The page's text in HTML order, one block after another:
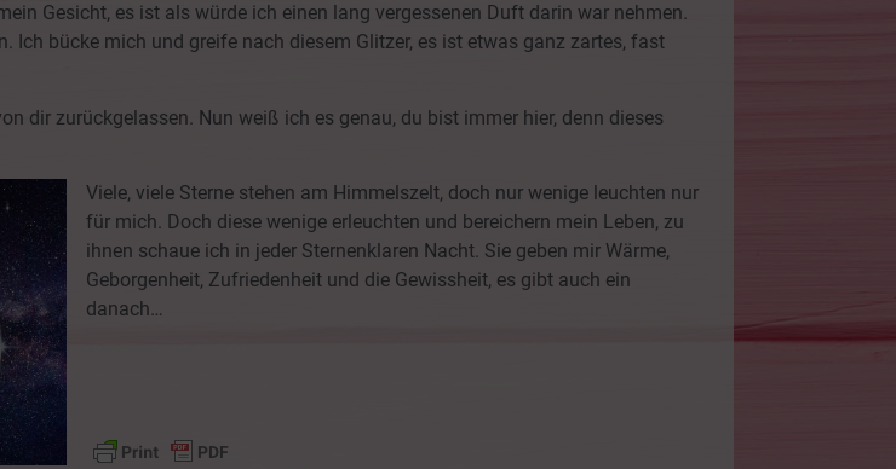
Gesicht, es ist als würde ich einen lang vergessenen Duft darin war nehmen.
bücke mich und greife nach diesem Glitzer, es ist etwas ganz zartes, fast
dir zurückgelassen. Nun weiß ich es genau, du bist immer hier, denn dieses
Viele, viele Sterne stehen am Himmelszelt, doch nur wenige leuchten nur
für mich. Doch diese wenige erleuchten und bereichern mein Leben, zu
ihnen schaue ich in jeder Sternenklaren Nacht. Sie geben mir Wärme,
Geborgenheit, Zufriedenheit und die Gewissheit, es gibt auch ein
danach…